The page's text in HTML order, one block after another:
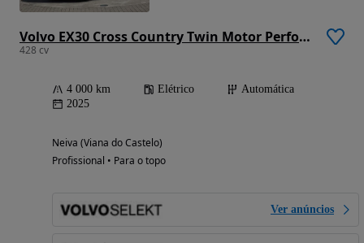
Volvo EX30 Cross Country Twin Motor Performance AWD Ultra
428 cv
4 000 km Elétrico
Automática
2025
Neiva (Viana do Castelo)
Profissional • Para o topo
Ver anúncios